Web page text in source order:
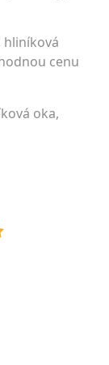
hliníková
cenu
oka,